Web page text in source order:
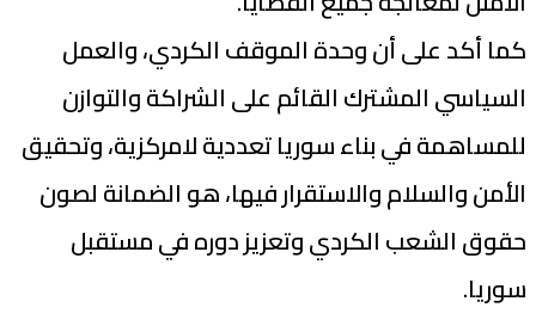
كما أكد على أن وحدة الموقف الكردي، والعمل
السياسي المشترك القائم على الشراكة والتوازن
للمساهمة في بناء سوريا تعددية لامركزية، وتحقيق
الأمن والسلام والاستقرار فيها، هو الضمانة لصون
حقوق الشعب الكردي وتعزيز دوره في مستقبل
سوريا.